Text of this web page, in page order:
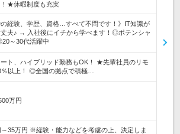
★休暇制度も充実
の経験、学歴、資格…すべて不問です！》IT知識が
夫♪ → 入社後にイチから学べます！◎ポテンシャ
～30代活躍中
ト、ハイブリッド勤務もOK！ ★先輩社員のリモ
％以上！ ◎全国の拠点で積極…
万円
～35万円 ※経験・能力などを考慮の上、決定しま